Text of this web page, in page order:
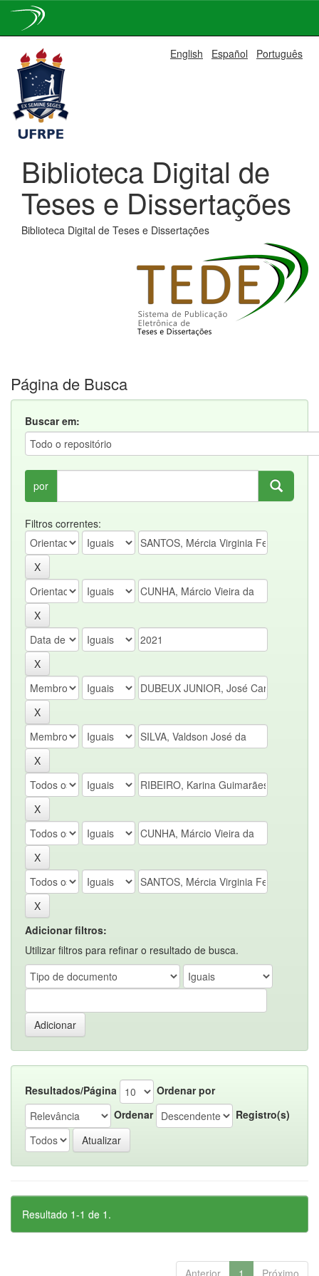
navigation
English Español Português
Biblioteca Digital de
Teses e Dissertações
Biblioteca Digital de Teses e Dissertações
Página de Busca
Buscar em:
por
Filtros correntes:
Adicionar filtros:
Utilizar filtros para refinar o resultado de busca.
Resultados/Página
Ordenar por
Ordenar
Registro(s)
Resultado 1-1 de 1.
Anterior 1 Próximo